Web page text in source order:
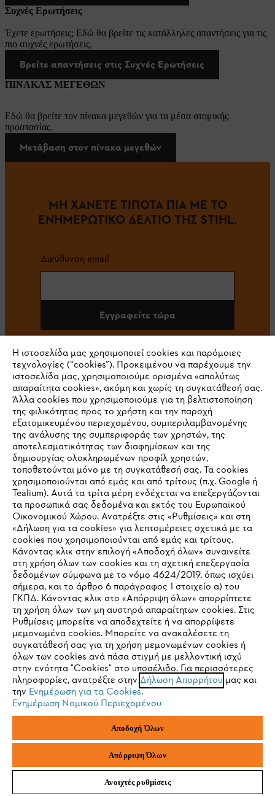
Συχνές Ερωτήσεις
Έχετε ερωτήσεις; Εδώ θα βρείτε τις κατάλληλες απαντήσεις για τις
πιο συχνές ερωτήσεις.
Βρείτε απαντήσεις στις Συχνές Ερωτήσεις
ΠΙΝΑΚΑΣ ΜΕΓΕΘΩΝ
Εδώ θα βρείτε τον πίνακα μεγεθών για τα μέσα ατομικής
προστασίας.
Μετάβαση στον πίνακα μεγεθών
ΜΗ ΧΑΝΕΤΕ ΤΙΠΟΤΑ ΠΙΑ ΜΕ ΤΟ
ΕΝΗΜΕΡΩΤΙΚΟ ΔΕΛΤΙΟ ΤΗΣ STIHL.
Διεύθυνση email
Εγγραφείτε τώρα
#STIHL
Εταιρεία
STIHL Συχνές ερωτήσεις
Service
Πολιτική απορρήτου Νομικό κείμενο Cookies
Νομικές πληροφορίες
145 64 Κηφισιά, Αθήνα
IHR BROWSER WIRD NICHT
UNTERSTÜTZT
Sie nutzen einen Browser, den wir noch nicht unterstützen. Für
eine optimale Nutzung unserer Seite empfehlen wir Ihnen, zu
einem der folgenden Browser zu wechseln:
Firefox Chrome
Η ιστοσελίδα μας χρησιμοποιεί cookies και παρόμοιες
τεχνολογίες (“cookies”). Προκειμένου να παρέχουμε την
ιστοσελίδα μας, χρησιμοποιούμε ορισμένα «απολύτως
απαραίτητα cookies», ακόμη και χωρίς τη συγκατάθεσή σας.
Άλλα cookies που χρησιμοποιούμε για τη βελτιστοποίηση
της φιλικότητας προς το χρήστη και την παροχή
εξατομικευμένου περιεχομένου, συμπεριλαμβανομένης
της ανάλυσης της συμπεριφοράς των χρηστών, της
αποτελεσματικότητας των διαφημίσεων και της
δημιουργίας ολοκληρωμένων προφίλ χρηστών,
τοποθετούνται μόνο με τη συγκατάθεσή σας. Τα cookies
χρησιμοποιούνται από εμάς και από τρίτους (π.χ. Google ή
Tealium). Αυτά τα τρίτα μέρη ενδέχεται να επεξεργάζονται
τα προσωπικά σας δεδομένα και εκτός του Ευρωπαϊκού
Οικονομικού Χώρου. Ανατρέξτε στις «Ρυθμίσεις» και στη
«Δήλωση για τα cookies» για λεπτομέρειες σχετικά με τα
cookies που χρησιμοποιούνται από εμάς και τρίτους.
Κάνοντας κλικ στην επιλογή «Αποδοχή όλων» συναινείτε
στη χρήση όλων των cookies και τη σχετική επεξεργασία
δεδομένων σύμφωνα με το νόμο 4624/2019, όπως ισχύει
σήμερα, και το άρθρο 6 παράγραφος 1 στοιχείο α) του
ΓΚΠΔ. Κάνοντας κλικ στο «Απόρριψη όλων» απορρίπτετε
τη χρήση όλων των μη αυστηρά απαραίτητων cookies. Στις
Ρυθμίσεις μπορείτε να αποδεχτείτε ή να απορρίψετε
μεμονωμένα cookies. Μπορείτε να ανακαλέσετε τη
συγκατάθεσή σας για τη χρήση μεμονωμένων cookies ή
όλων των cookies ανά πάσα στιγμή με μελλοντική ισχύ
στην ενότητα "Cookies" στο υποσέλιδο. Για περισσότερες
πληροφορίες, ανατρέξτε στην Δήλωση Απορρήτου μας και
την Ενημέρωση για τα Cookies.
Ενημέρωση Νομικού Περιεχομένου
Αποδοχή Όλων
Απόρριψη Όλων
Ανοιχτές ρυθμίσεις